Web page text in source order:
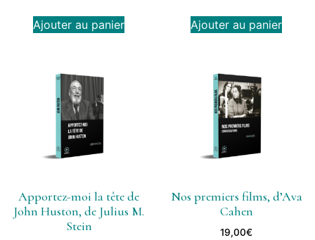
Ajouter au panier Ajouter au panier
Apportez-moi la tête de
John Huston, de Julius M.
Stein
Nos premiers films, d’Ava
Cahen
19,00€